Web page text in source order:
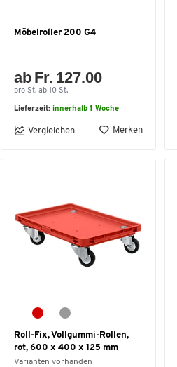
Möbelroller 200 G4
ab Fr. 127.00
pro St. ab 10 St.
Lieferzeit: innerhalb 1 Woche
Vergleichen Merken
Roll-Fix, Vollgummi-Rollen,
rot, 600 x 400 x 125 mm
Varianten vorhanden